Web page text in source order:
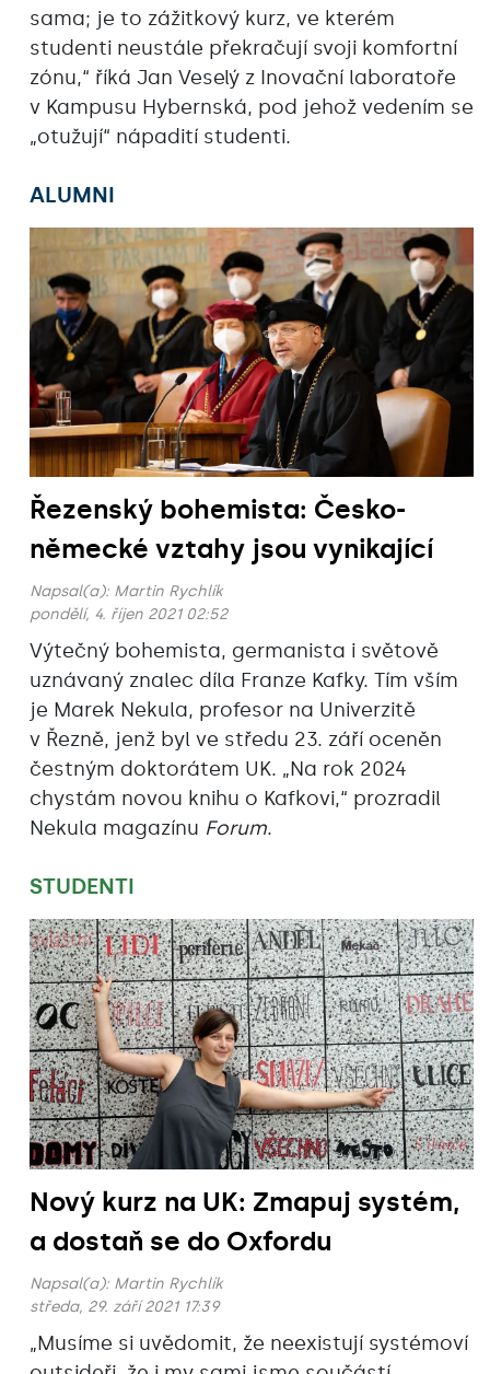
sama; je to zážitkový kurz, ve kterém
studenti neustále překračují svoji komfortní
zónu,“ říká Jan Veselý z Inovační laboratoře
v Kampusu Hybernská, pod jehož vedením se
„otužují“ nápadití studenti.
ALUMNI
Řezenský bohemista: Česko-
německé vztahy jsou vynikající
Napsal(a): Martin Rychlík
pondělí, 4. říjen 2021 02:52
Výtečný bohemista, germanista i světově
uznávaný znalec díla Franze Kafky. Tím vším
je Marek Nekula, profesor na Univerzitě
v Řezně, jenž byl ve středu 23. září oceněn
čestným doktorátem UK. „Na rok 2024
chystám novou knihu o Kafkovi,“ prozradil
Nekula magazínu Forum.
STUDENTI
Nový kurz na UK: Zmapuj systém,
a dostaň se do Oxfordu
Napsal(a): Martin Rychlík
středa, 29. září 2021 17:39
„Musíme si uvědomit, že neexistují systémoví